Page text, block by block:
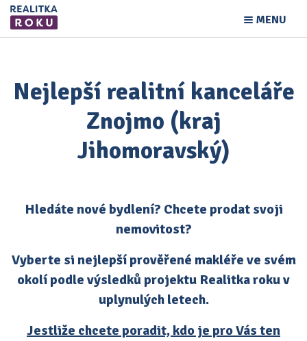
MENU
Nejlepší realitní kanceláře
Znojmo (kraj
Jihomoravský)
Hledáte nové bydlení? Chcete prodat svoji
nemovitost?
Vyberte si nejlepší prověřené makléře ve svém
okolí podle výsledků projektu Realitka roku v
uplynulých letech.
Jestliže chcete poradit, kdo je pro Vás ten